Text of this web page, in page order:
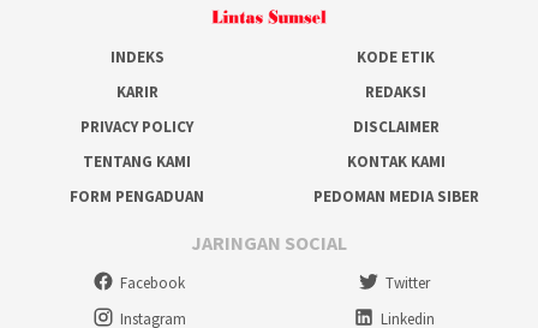
INDEKS
KODE ETIK
KARIR
REDAKSI
PRIVACY POLICY
DISCLAIMER
TENTANG KAMI
KONTAK KAMI
FORM PENGADUAN
PEDOMAN MEDIA SIBER
JARINGAN SOCIAL
Facebook
Twitter
Instagram
Linkedin